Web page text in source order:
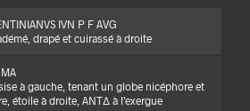
IVN P F AVG
drapé et cuirassé à droite
à gauche, tenant un globe nicéphore et
étoile à droite, ANTΔ à l’exergue